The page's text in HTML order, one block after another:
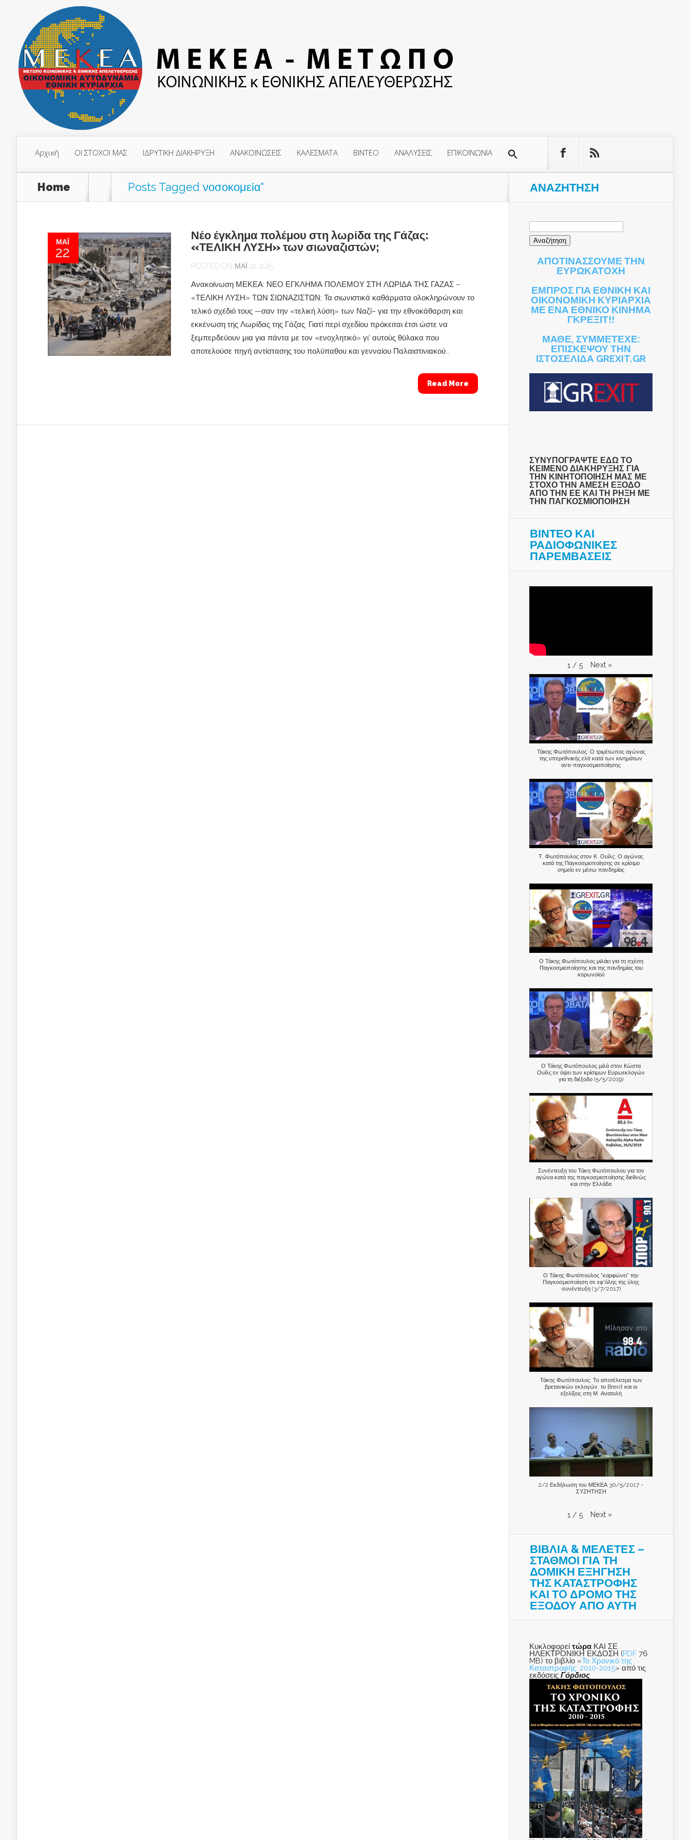
Αρχική ΟΙ ΣΤΟΧΟΙ ΜΑΣ ΙΔΡΥΤΙΚΗ ΔΙΑΚΗΡΥΞΗ ΑΝΑΚΟΙΝΩΣΕΙΣ ΚΑΛΕΣΜΑΤΑ ΒΙΝΤΕΟ ΑΝΑΛΥΣΕΙΣ ΕΠΙΚΟΙΝΩΝΙΑ
Home Posts Tagged νοσοκομεία"
ΜΆΙ
22
Νέο έγκλημα πολέμου στη λωρίδα της Γάζας:
«ΤΕΛΙΚΗ ΛΥΣΗ» των σιωναζιστών;
POSTED ON ΜΆΙ 22, 2025
Ανακοίνωση ΜΕΚΕΑ: ΝΕΟ ΕΓΚΛΗΜΑ ΠΟΛΕΜΟΥ ΣΤΗ ΛΩΡΙΔΑ ΤΗΣ ΓΑΖΑΣ –
«ΤΕΛΙΚΗ ΛΥΣΗ» ΤΩΝ ΣΙΩΝΑΖΙΣΤΩΝ; Τα σιωνιστικά καθάρματα ολοκληρώνουν το
τελικό σχέδιό τους —σαν την «τελική λύση» των Ναζί– για την εθνοκάθαρση και
εκκένωση της Λωρίδας της Γάζας. Γιατί περί σχεδίου πρόκειται έτσι ώστε να
ξεμπερδεύουν μια για πάντα με τον «ενοχλητικό» γι’ αυτούς θύλακα που
αποτελούσε πηγή αντίστασης του πολύπαθου και γενναίου Παλαιστινιακού...
Read More
ΑΝΑΖΉΤΗΣΗ
Αναζήτηση
ΑΠΟΤΙΝΑΣΣΟΥΜΕ ΤΗΝ
ΕΥΡΩΚΑΤΟΧΗ
ΕΜΠΡΟΣ ΓΙΑ ΕΘΝΙΚΗ ΚΑΙ
ΟΙΚΟΝΟΜΙΚΗ ΚΥΡΙΑΡΧΙΑ
ΜΕ ΕΝΑ ΕΘΝΙΚΟ ΚΙΝΗΜΑ
ΓΚΡΕΞΙΤ!!
ΜΑΘΕ, ΣΥΜΜΕΤΕΧΕ:
ΕΠΙΣΚΕΨΟΥ ΤΗΝ
ΙΣΤΟΣΕΛΙΔΑ GREXIT.GR
ΣΥΝΥΠΟΓΡΑΨΤΕ ΕΔΩ ΤΟ
ΚΕΙΜΕΝΟ ΔΙΑΚΗΡΥΞΗΣ ΓΙΑ
ΤΗΝ ΚΙΝΗΤΟΠΟΙΗΣΗ ΜΑΣ ΜΕ
ΣΤΟΧΟ ΤΗΝ ΑΜΕΣΗ ΕΞΟΔΟ
ΑΠΟ ΤΗΝ ΕΕ ΚΑΙ ΤΗ ΡΗΞΗ ΜΕ
ΤΗΝ ΠΑΓΚΟΣΜΙΟΠΟΙΗΣΗ
ΒΙΝΤΕΟ ΚΑΙ
ΡΑΔΙΟΦΩΝΙΚΕΣ
ΠΑΡΕΜΒΑΣΕΙΣ
1 / 5 Next »
Τάκης Φωτόπουλος: Ο τριμέτωπος αγώνας
της υπερεθνικής ελίτ κατά των κινημάτων
αντι-παγκοσμιοποίησης
Τ. Φωτόπουλος στον Κ. Ουίλς: Ο αγώνας
κατά της Παγκοσμιοποίησης σε κρίσιμο
σημείο εν μέσω πανδημίας
Ο Τάκης Φωτόπουλος μιλάει για τη σχέση
Παγκοσμιοποίησης και της πανδημίας του
κορωνοϊού
Ο Τάκης Φωτόπουλος μιλά στον Κώστα
Ουίλς εν όψει των κρίσιμων Ευρωεκλογών
για τη διέξοδο (5/5/2019)
Συνέντευξη του Τάκη Φωτόπουλου για τον
αγώνα κατά της παγκοσμιοποίησης διεθνώς
και στην Ελλάδα
Ο Τάκης Φωτόπουλος "καρφώνει" την
Παγκοσμιοποίηση σε εφ'όλης της ύλης
συνέντευξη (3/7/2017)
Τάκης Φωτόπουλος: Το αποτέλεσμα των
βρετανικών εκλογών, το Brexit και οι
εξελίξεις στη Μ. Ανατολή
2/2 Εκδήλωση του ΜΕΚΕΑ 30/5/2017 -
ΣΥΖΗΤΗΣΗ
1 / 5 Next »
ΒΙΒΛΙΑ & ΜΕΛΕΤΕΣ –
ΣΤΑΘΜΟΙ ΓΙΑ ΤΗ
ΔΟΜΙΚΗ ΕΞΗΓΗΣΗ
ΤΗΣ ΚΑΤΑΣΤΡΟΦΗΣ
ΚΑΙ ΤO ΔΡΟΜΟ ΤΗΣ
ΕΞΟΔΟΥ ΑΠΟ ΑΥΤΗ
Κυκλοφορεί τώρα ΚΑΙ ΣΕ
ΗΛΕΚΤΡΟΝΙΚΗ ΕΚΔΟΣΗ (PDF 76
MB) το βιβλίο «Το Χρονικό της
Καταστροφής: 2010-2015» από τις
εκδόσεις Γόρδιος